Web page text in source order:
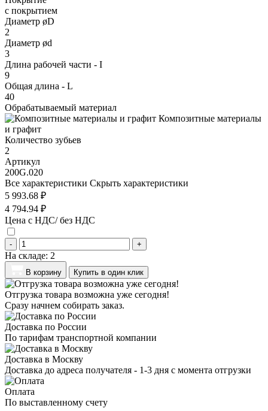
с покрытием
Диаметр øD
2
Диаметр ød
3
Длина рабочей части - I
9
Общая длина - L
40
Обрабатываемый материал
Композитные материалы
и графит
Количество зубьев
2
Артикул
200G.020
Все характеристики Скрыть характеристики
5 993.68 ₽
4 794.94 ₽
Цена с НДС/ без НДС
- +
На складе: 2
В корзину Купить в один клик
Отгрузка товара возможна уже сегодня!
Сразу начнем собирать заказ.
Доставка по России
По тарифам транспортной компании
Доставка в Москву
Доставка до адреса получателя - 1-3 дня с момента отгрузки
Оплата
По выставленному счету